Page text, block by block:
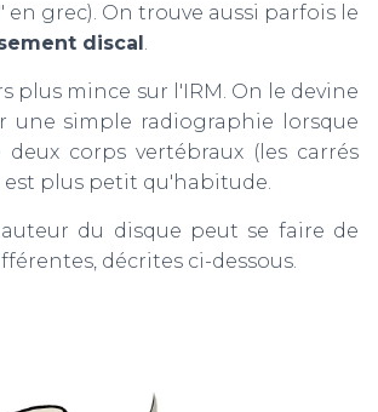
en grec). On trouve aussi parfois le
discal .
plus mince sur l'IRM. On le devine
une simple radiographie lorsque
deux corps vertébraux (les carrés
est plus petit qu'habitude.
du disque peut se faire de
décrites ci-dessous.